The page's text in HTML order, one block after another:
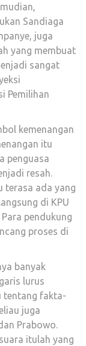
Sandiaga
juga
yang membuat
sangat
Pemilihan
kemenangan
itu
penguasa
resah.
terasa ada yang
di KPU
pendukung
proses di
banyak
lurus
tentang fakta-
juga
Prabowo.
itulah yang